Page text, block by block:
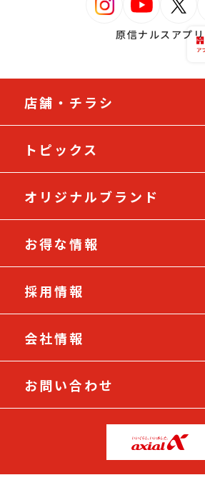
原信ナルスアプリ
店舗・チラシ
トピックス
オリジナルブランド
お得な情報
採用情報
会社情報
お問い合わせ